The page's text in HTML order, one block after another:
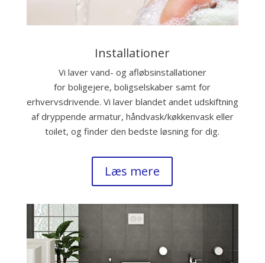
Installationer
Vi laver vand- og afløbsinstallationer
for boligejere, boligselskaber samt for
erhvervsdrivende. Vi laver blandet andet udskiftning
af dryppende armatur, håndvask/køkkenvask eller
toilet, og finder den bedste løsning for dig.
Læs mere